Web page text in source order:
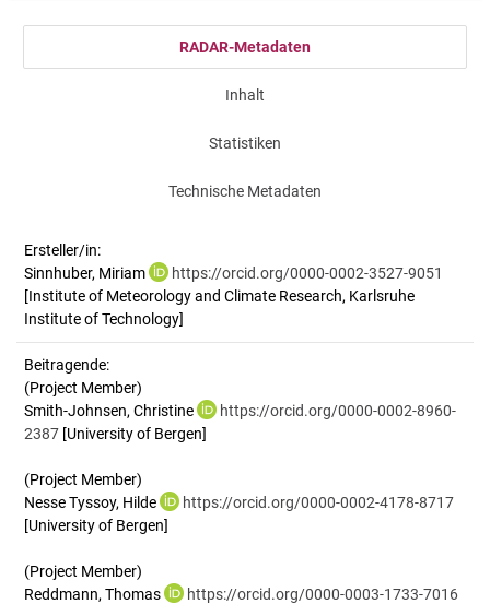
RADAR-Metadaten
Inhalt
Statistiken
Technische Metadaten
Ersteller/in:
Sinnhuber, Miriam
https://orcid.org/0000-0002-3527-9051
[Institute of Meteorology and Climate Research, Karlsruhe
Institute of Technology]
Beitragende:
(Project Member)
Smith-Johnsen, Christine
https://orcid.org/0000-0002-8960-
2387 [University of Bergen]
(Project Member)
Nesse Tyssoy, Hilde
https://orcid.org/0000-0002-4178-8717
[University of Bergen]
(Project Member)
Reddmann, Thomas
https://orcid.org/0000-0003-1733-7016